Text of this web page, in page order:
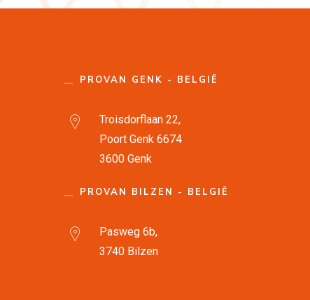
PROVAN GENK - BELGIË
Troisdorflaan 22,
Poort Genk 6674
3600 Genk
PROVAN BILZEN - BELGIË
Pasweg 6b,
3740 Bilzen